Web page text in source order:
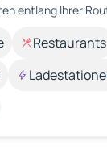
entlang Ihrer
Restaurants